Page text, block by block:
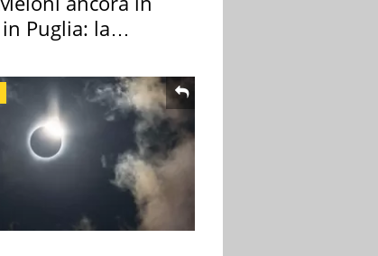
Puglia: la